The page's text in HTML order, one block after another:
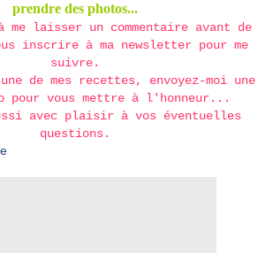
prendre des photos...
me laisser un commentaire avant de
inscrire à ma newsletter pour me
suivre.
de mes recettes, envoyez-moi une
pour vous mettre à l'honneur...
avec plaisir à vos éventuelles
questions.